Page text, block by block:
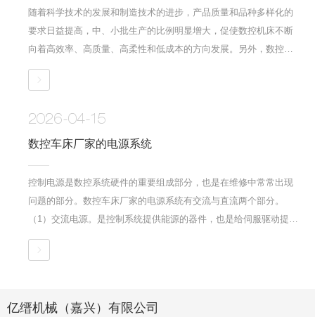
随着科学技术的发展和制造技术的进步，产品质量和品种多样化的
要求日益提高，中、小批生产的比例明显增大，促使数控机床不断
向着高效率、高质量、高柔性和低成本的方向发展。另外，数控机
床作为柔性制造单元、柔性制造系统及计算机集成制造系统的基础
系统的发展是数控技术和数控机床发展的关键。..
2026-04-15
数控车床厂家的电源系统
控制电源是数控系统硬件的重要组成部分，也是在维修中常常出现
问题的部分。数控车床厂家的电源系统有交流与直流两个部分。
（1）交流电源。是控制系统提供能源的器件，也是给伺服驱动提供
能源的器件。交流电源上也有各种保护及切换装置；有短路、隔离
亿缙机械（嘉兴）有限公司